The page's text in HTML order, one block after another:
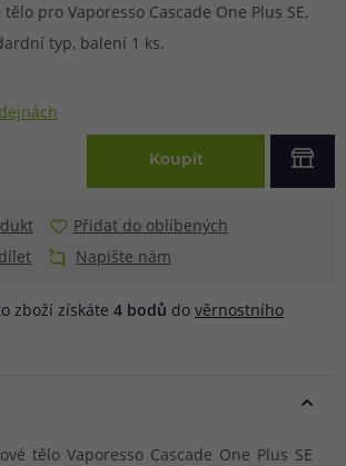
pro Vaporesso Cascade One Plus SE,
typ, balení 1 ks.
Koupit
Přidat do oblíbených
Napište nám
zboží získáte 4 bodů do věrnostního
tělo Vaporesso Cascade One Plus SE